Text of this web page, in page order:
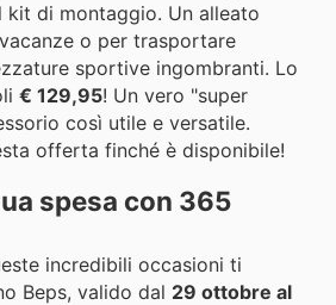
kit di montaggio. Un alleato
o per trasportare
sportive ingombranti. Lo
€ 129,95! Un vero "super
così utile e versatile.
offerta finché è disponibile!
spesa con 365
incredibili occasioni ti
Beps, valido dal 29 ottobre al